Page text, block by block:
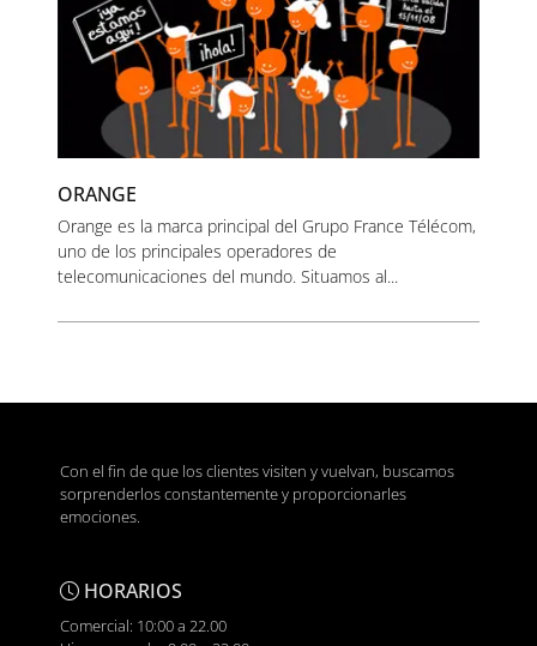
ORANGE
Orange es la marca principal del Grupo France Télécom,
uno de los principales operadores de
telecomunicaciones del mundo. Situamos al...
Con el fin de que los clientes visiten y vuelvan, buscamos
sorprenderlos constantemente y proporcionarles
emociones.
HORARIOS
Comercial: 10:00 a 22.00